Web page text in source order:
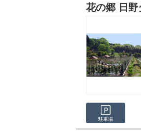
花の郷 日野
駐車場